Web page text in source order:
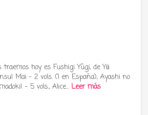
traemos hoy es Fushigi Yûgi, de Yū
Mai – 2 vols. (1 en España), Ayashi no
– 5 vols., Alice… Leer más